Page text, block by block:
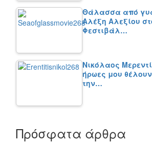
Θάλασσα από
Αλέξη Αλεξίου
Φεστιβάλ…
Νικόλαος
ήρωες μου
την…
Πρόσφατα άρθρα